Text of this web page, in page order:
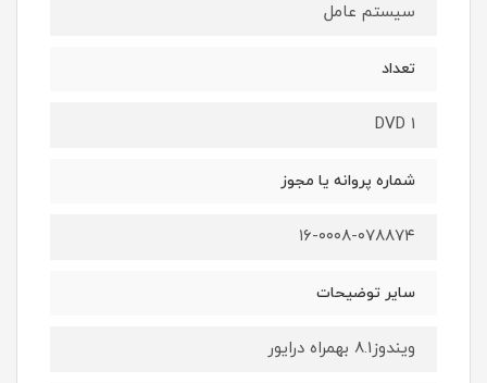
سیستم عامل
تعداد
1 DVD
شماره پروانه یا مجوز
۱۶-۰۰۰۸-۰۷۸۸۷۴
سایر توضیحات
ویندوز8.1 بهمراه درایور